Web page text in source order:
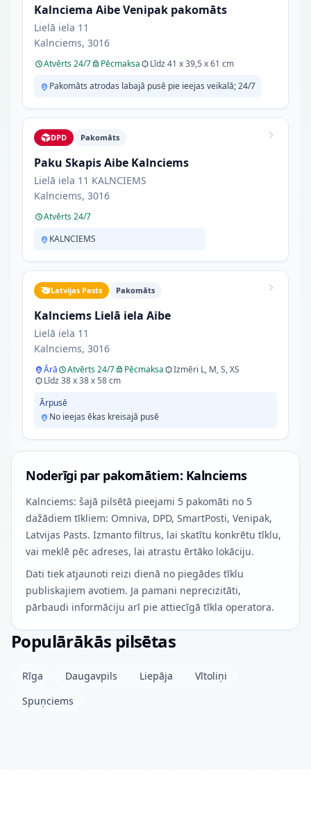
Kalnciema Aibe Venipak pakomāts
Lielā iela 11
Kalnciems, 3016
Atvērts 24/7 Pēcmaksa
Līdz 41 x 39,5 x 61 cm
Pakomāts atrodas labajā pusē pie ieejas veikalā; 24/7
DPD Pakomāts
Paku Skapis Aibe Kalnciems
Lielā iela 11 KALNCIEMS
Kalnciems, 3016
Atvērts 24/7
KALNCIEMS
Latvijas Pasts Pakomāts
Kalnciems Lielā iela Aibe
Lielā iela 11
Kalnciems, 3016
Ārā Atvērts 24/7 Pēcmaksa
Izmēri L, M, S, XS
Līdz 38 x 38 x 58 cm
Ārpusē
No ieejas ēkas kreisajā pusē
Noderīgi par pakomātiem: Kalnciems
Kalnciems: šajā pilsētā pieejami 5 pakomāti no 5
dažādiem tīkliem: Omniva, DPD, SmartPosti, Venipak,
Latvijas Pasts. Izmanto filtrus, lai skatītu konkrētu tīklu,
vai meklē pēc adreses, lai atrastu ērtāko lokāciju.
Dati tiek atjaunoti reizi dienā no piegādes tīklu
publiskajiem avotiem. Ja pamani neprecizitāti,
pārbaudi informāciju arī pie attiecīgā tīkla operatora.
Populārākās pilsētas
Rīga Daugavpils Liepāja
Vītoliņi
Spuņciems